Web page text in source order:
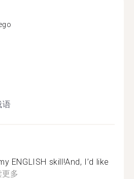
语
ENGLISH skill!And, I’d like
多